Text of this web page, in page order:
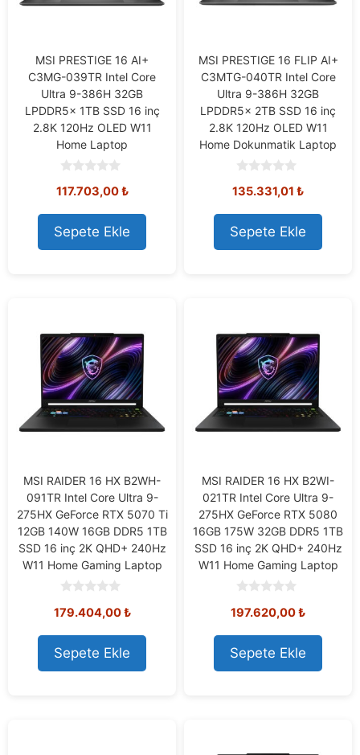
MSI PRESTIGE 16 AI+
C3MG-039TR Intel Core
Ultra 9-386H 32GB
LPDDR5x 1TB SSD 16 inç
2.8K 120Hz OLED W11
Home Laptop
o
t
o
f
5
117.703,00₺
Sepete Ekle
MSI PRESTIGE 16 FLIP AI+
C3MTG-040TR Intel Core
Ultra 9-386H 32GB
LPDDR5x 2TB SSD 16 inç
2.8K 120Hz OLED W11
Home Dokunmatik Laptop
o
t
o
f
5
135.331,01 ₺
Sepete Ekle
MSI RAIDER 16 HX B2WH-
091TR Intel Core Ultra 9-
275HX GeForce RTX 5070 Ti
12GB 140W 16GB DDR5 1TB
SSD 16 inç 2K QHD+ 240Hz
W11 Home Gaming Laptop
o
t
o
f
5
179.404,00₺
Sepete Ekle
MSI RAIDER 16 HX B2WI-
021TR Intel Core Ultra 9-
275HX GeForce RTX 5080
16GB 175W 32GB DDR5 1TB
SSD 16 inç 2K QHD+ 240Hz
W11 Home Gaming Laptop
o
t
o
f
5
197.620,00₺
Sepete Ekle